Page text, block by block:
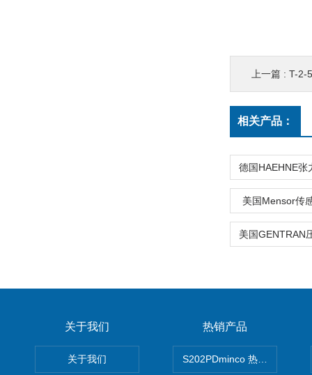
上一篇 : T-2-
相关产品：
美国Mensor传
关于我们
关于我们
热销产品
S202PDminco 热电阻